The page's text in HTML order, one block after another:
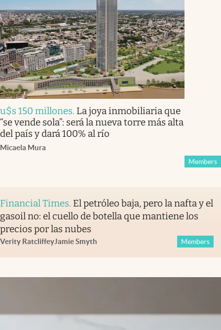
u$s 150 millones. La joya inmobiliaria que
“se vende sola”: será la nueva torre más alta
del país y dará 100% al río
Micaela Mura
Members
Financial Times. El petróleo baja, pero la nafta y el
gasoil no: el cuello de botella que mantiene los
precios por las nubes
Verity RatcliffeyJamie Smyth Members